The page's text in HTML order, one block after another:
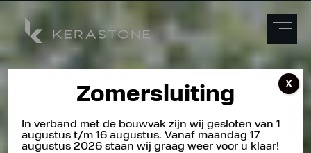
Zomersluiting
In verband met de bouwvak zijn wij gesloten van 1
augustus t/m 16 augustus. Vanaf maandag 17
augustus 2026 staan wij graag weer voor u klaar!
X